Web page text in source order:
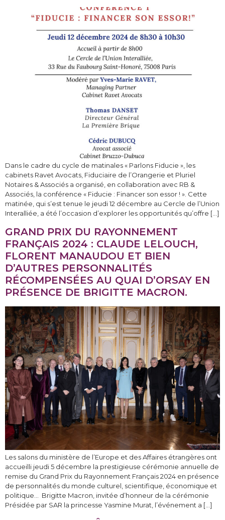
Dans le cadre du cycle de matinales « Parlons Fiducie », les
cabinets Ravet Avocats, Fiduciaire de l’Orangerie et Pluriel
Notaires & Associés a organisé, en collaboration avec RB &
Associés, la conférence « Fiducie : Financer son essor ! ». Cette
matinée, qui s’est tenue le jeudi 12 décembre au Cercle de l’Union
Interalliée, a été l’occasion d’explorer les opportunités qu’offre […]
GRAND PRIX DU RAYONNEMENT
FRANÇAIS 2024 : CLAUDE LELOUCH,
FLORENT MANAUDOU ET BIEN
D’AUTRES PERSONNALITÉS
RÉCOMPENSÉES AU QUAI D’ORSAY EN
PRÉSENCE DE BRIGITTE MACRON.
Les salons du ministère de l’Europe et des Affaires étrangères ont
accueilli jeudi 5 décembre la prestigieuse cérémonie annuelle de
remise du Grand Prix du Rayonnement Français 2024 en présence
de personnalités du monde culturel, scientifique, économique et
politique… Brigitte Macron, invitée d’honneur de la cérémonie
Présidée par SAR la princesse Yasmine Murat, l’événement a […]